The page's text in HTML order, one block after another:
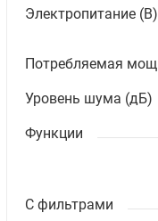
Электропитание (В)
Уровень шума (дБ)
Функции
С фильтрами